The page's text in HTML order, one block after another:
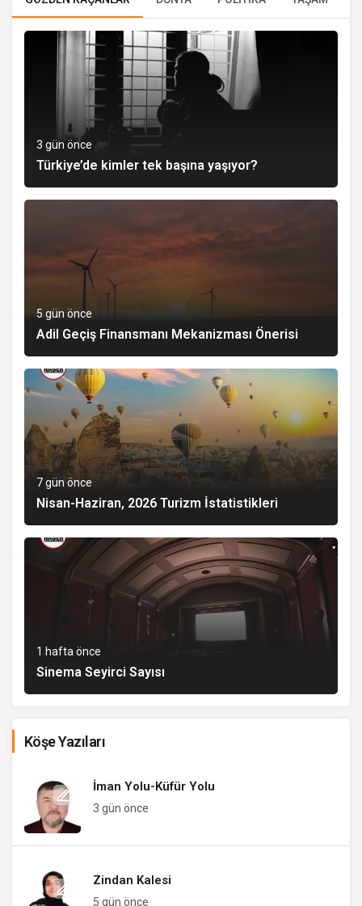
3 gün önce
Türkiye’de kimler tek başına yaşıyor?
5 gün önce
Adil Geçiş Finansmanı Mekanizması Önerisi
7 gün önce
Nisan-Haziran, 2026 Turizm İstatistikleri
1 hafta önce
Sinema Seyirci Sayısı
Köşe Yazıları
İman Yolu-Küfür Yolu
3 gün önce
Zindan Kalesi
5 gün önce